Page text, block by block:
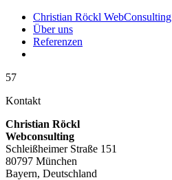
Christian Röckl WebConsulting
Über uns
Referenzen
57
Kontakt
Christian Röckl
Webconsulting
Schleißheimer Straße 151
80797 München
Bayern, Deutschland